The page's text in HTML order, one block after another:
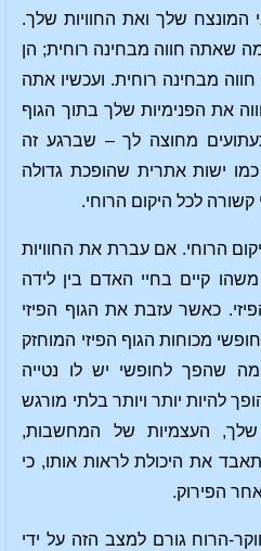
המונצח שלך ואת החוויות שלך.
מה שאתה חווה מבחינה רוחית; הן
מבחינה רוחית. ועכשיו אתה
את הפנימיות שלך בתוך הגוף
מחוצה לך – שברגע זה
ישות אתרית שהופכת גדולה
קשורה לכל היקום הרוחי.
הרוחי. אם עברת את החוויות
קיים בחיי האדם בין לידה
כאשר עזבת את הגוף הפיזי
מכוחות הגוף הפיזי המוחזק
שהפך לחופשי יש לו נטייה
להיות יותר ויותר בלתי מורגש
העצמיות של המחשבות,
את היכולת לראות אותו, כי
הפירוק.
הרוח גורם למצב הזה על ידי